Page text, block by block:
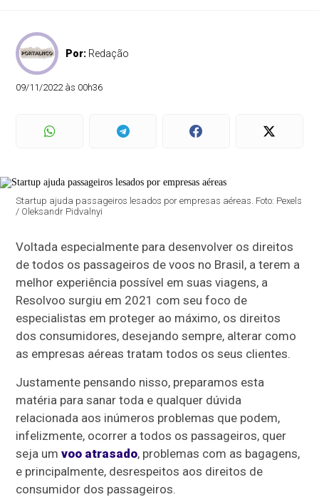
Por: Redação
09/11/2022 às 00h36
Startup ajuda passageiros lesados por empresas aéreas. Foto: Pexels
/ Oleksandr Pidvalnyi
Voltada especialmente para desenvolver os direitos
de todos os passageiros de voos no Brasil, a terem a
melhor experiência possível em suas viagens, a
Resolvoo surgiu em 2021 com seu foco de
especialistas em proteger ao máximo, os direitos
dos consumidores, desejando sempre, alterar como
as empresas aéreas tratam todos os seus clientes.
Justamente pensando nisso, preparamos esta
matéria para sanar toda e qualquer dúvida
relacionada aos inúmeros problemas que podem,
infelizmente, ocorrer a todos os passageiros, quer
seja umvoo atrasado, problemas com as bagagens,
e principalmente, desrespeitos aos direitos de
consumidor dos passageiros.